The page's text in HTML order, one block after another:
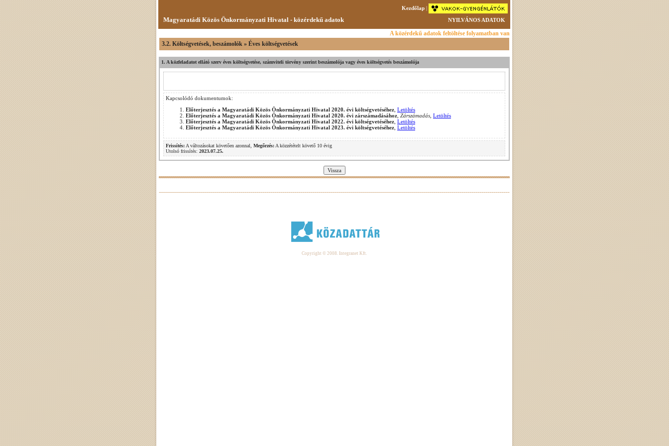
Kezdőlap |
Magyaratádi Közös Önkormányzati Hivatal - közérdekű adatok NYILVÁNOS ADATOK
A közérdekű adatok feltöltése folyamatban van
3.2. Költségvetések, beszámolók » Éves költségvetések
1. A közfeladatot ellátó szerv éves költségvetése, számviteli törvény szerint beszámolója vagy éves költségvetés beszámolója
Kapcsolódó dokumentumok:
Előterjesztés a Magyaratádi Közös Önkormányzati Hivatal 2020. évi költségvetéséhez Letöltés
Előterjesztés a Magyaratádi Közös Önkormányzati Hivatal 2020. évi zárszámadásához Zárszámadás Letöltés
Előterjesztés a Magyaratádi Közös Önkormányzati Hivatal 2022. évi költségvetéséhez Letöltés
Előterjesztés a Magyaratádi Közös Önkormányzati Hivatal 2023. évi költségvetéséhez Letöltés
Frissítés: A változásokat követően azonnal, Megőrzés: A közzétételt követő 10 évig
Utolsó frissítés: 2023.07.25.
Copyright © 2008. Integranet Kft.